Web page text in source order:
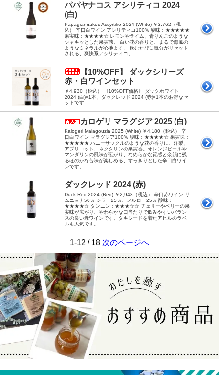
パパヤナコス アシリティコ 2024
(白)
Papagiannakos Assyrtiko 2024 (White) ￥3,762（税
込） 辛口白ワイン アシリティコ100% 酸味：★★★★★
果実味：★★★★☆ レモンやライム、青りんごのような
シャキッとした果実感。 白い花の香りと、まるで海風の
ようなミネラルが心地よく、 飲むたびに気分がリセット
される、爽快系アシリティコ。
【10%OFF】 ダックシリーズ
赤・白ワインセット
￥4,930（税込） 《10%OFF価格》 ダックホワイト
2024 (白)×1本、ダックレッド 2024 (赤)×1本のお得なセ
ットです
カロゲリ マラグジア 2025 (白)
Kalogeri Malagouzia 2025 (White) ￥4,180（税込） 辛
口白ワイン マラグジア100% 酸味：★★★★☆ 果実味：
★★★★★ ハニーサックルのような花の香りに、洋梨、
アプリコット、ネクタリンの果実香。オレンジピールや
マンダリンの風味が広がり、なめらかな質感と余韻に残
るほのかな苦味が楽しめる、すっきりとした辛口白ワイ
ンです。
ダックレッド 2024 (赤)
Duck Red 2024 (Red) ￥2,948（税込） 辛口赤ワイン リ
ムニョナ50％ シラー25％、メルロー25％ 酸味：
★★★★☆ タンニン：★★★☆☆ チェリーやベリーの果
実味が広がり、やわらかな口当たりで飲みやすいバラン
スの良い赤ワインです。タキシードを着たアヒルのラベ
ルも人気です。
1-12 / 18 次のページへ